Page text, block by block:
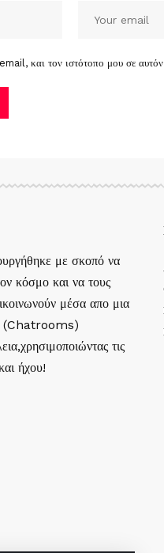
και τον ιστότοπο μου σε
με σκοπό να
κόσμο και να τους
μέσα απο μια
(Chatrooms)
τις
ήχου!